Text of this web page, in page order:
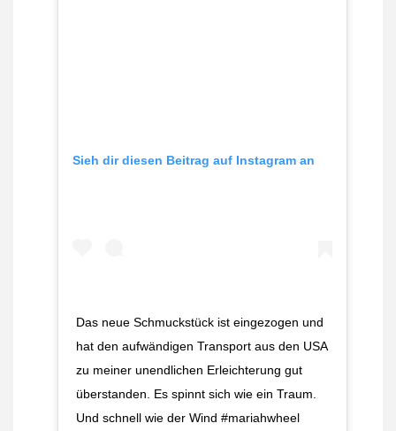
Sieh dir diesen Beitrag auf Instagram an
Das neue Schmuckstück ist eingezogen und
hat den aufwändigen Transport aus den USA
zu meiner unendlichen Erleichterung gut
überstanden. Es spinnt sich wie ein Traum.
Und schnell wie der Wind #mariahwheel